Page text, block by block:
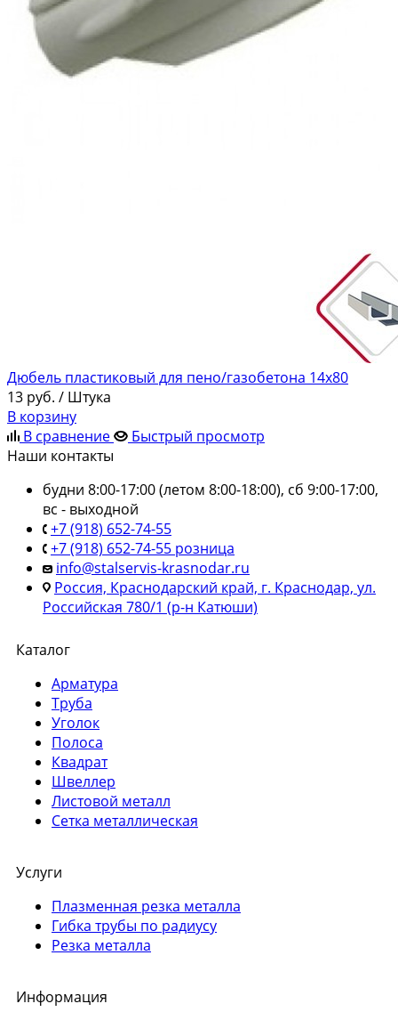
Дюбель пластиковый для пено/газобетона 14х80
13 руб. / Штука
В корзину
В сравнение
Быстрый просмотр
Наши контакты
будни 8:00-17:00 (летом 8:00-18:00), сб 9:00-17:00,
вс - выходной
+7 (918) 652-74-55
+7 (918) 652-74-55 розница
info@stalservis-krasnodar.ru
Россия, Краснодарский край, г. Краснодар, ул.
Российская 780/1 (р-н Катюши)
Каталог
Арматура
Труба
Уголок
Полоса
Квадрат
Швеллер
Листовой металл
Сетка металлическая
Услуги
Плазменная резка металла
Гибка трубы по радиусу
Резка металла
Информация